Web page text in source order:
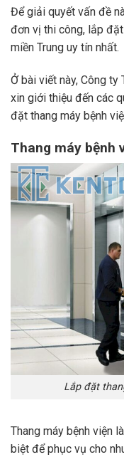
Để giải quyết vấn đề
đơn vị thi công, lắp
miền Trung uy tín nhất.
Ở bài viết này, Công ty
xin giới thiệu đến các
đặt thang máy bệnh
Thang máy bệnh
Lắp đặt
Thang máy bệnh viện
biệt để phục vụ cho